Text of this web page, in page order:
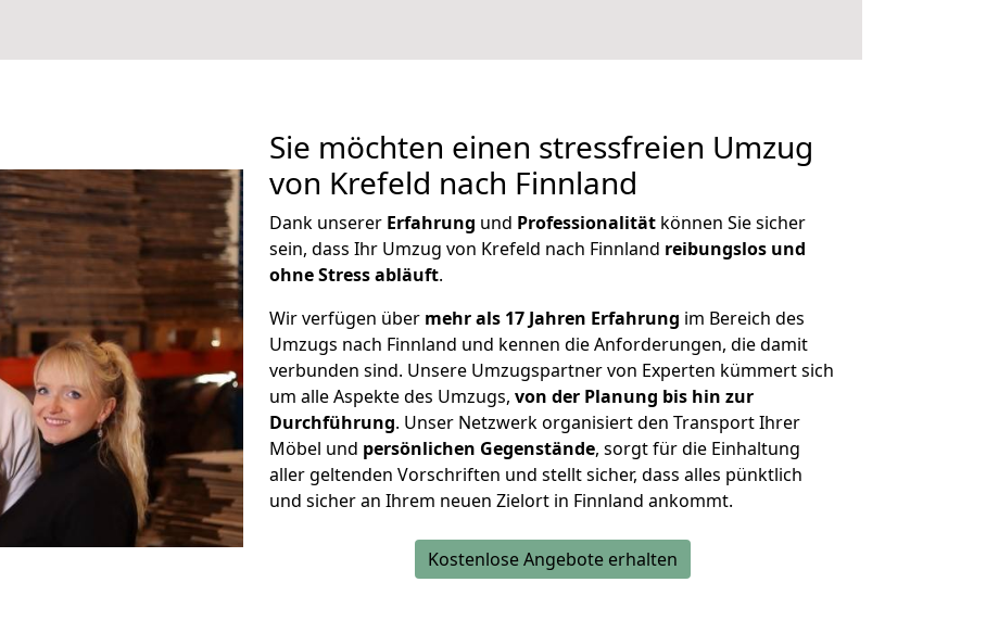
Sie möchten einen stressfreien Umzug
von Krefeld nach Finnland
Dank unserer Erfahrung und Professionalität können Sie sicher
sein, dass Ihr Umzug von Krefeld nach Finnland reibungslos und
ohne Stress abläuft.
Wir verfügen über mehr als 17 Jahren Erfahrung im Bereich des
Umzugs nach Finnland und kennen die Anforderungen, die damit
verbunden sind. Unsere Umzugspartner von Experten kümmert sich
um alle Aspekte des Umzugs, von der Planung bis hin zur
Durchführung. Unser Netzwerk organisiert den Transport Ihrer
Möbel und persönlichen Gegenstände, sorgt für die Einhaltung
aller geltenden Vorschriften und stellt sicher, dass alles pünktlich
und sicher an Ihrem neuen Zielort in Finnland ankommt.
Kostenlose Angebote erhalten